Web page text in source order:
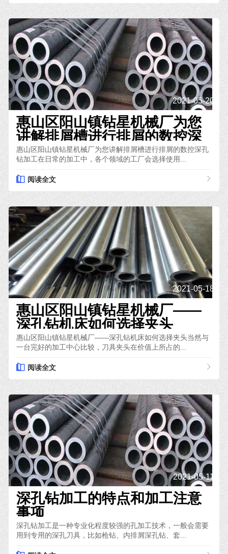
2021-05-20
惠山区阳山镇钻星机械厂为您
讲解排屑槽进行排屑的数控深
孔钻加工
惠山区阳山镇钻星机械厂为您讲解排屑槽进行排屑的数控深孔
钻加工在日常的加工中，各个领域的工厂会选择使用...
阅读全文
2021-05-18
惠山区阳山镇钻星机械厂——
深孔钻机床如何选择夹头
惠山区阳山镇钻星机械厂——深孔钻机床如何选择夹头当然与
一台完好的加工中心比较，刀具夹头在价值上所占的...
阅读全文
2021-05-11
深孔钻加工的特点和加工注意
事项
深孔钻加工是一种专业化程度较强的孔加工技术，一般会需要
用到专用的深孔刀具，比如枪钻、内排屑深孔钻、套...